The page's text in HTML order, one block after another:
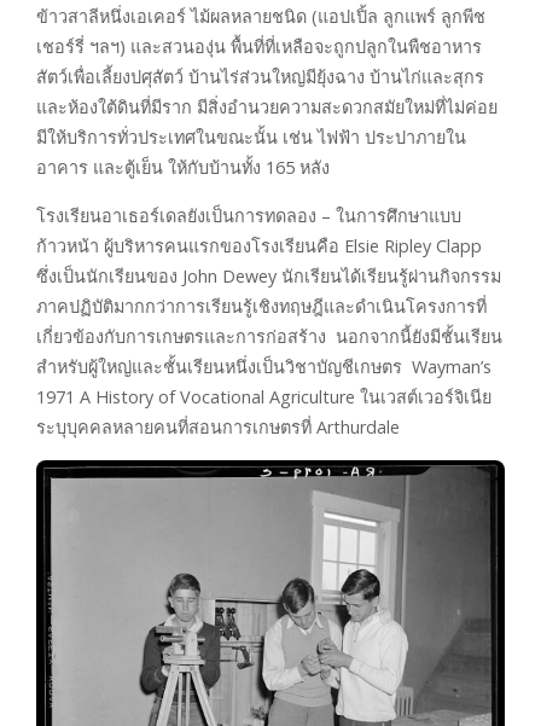
ข้าวสาลีหนึ่งเอเคอร์ ไม้ผลหลายชนิด (แอปเปิ้ล ลูกแพร์ ลูกพีช
เชอร์รี่ ฯลฯ) และสวนองุ่น พื้นที่ที่เหลือจะถูกปลูกในพืชอาหาร
สัตว์เพื่อเลี้ยงปศุสัตว์ บ้านไร่ส่วนใหญ่มียุ้งฉาง บ้านไก่และสุกร
และห้องใต้ดินที่มีราก มีสิ่งอำนวยความสะดวกสมัยใหม่ที่ไม่ค่อย
มีให้บริการทั่วประเทศในขณะนั้น เช่น ไฟฟ้า ประปาภายใน
อาคาร และตู้เย็น ให้กับบ้านทั้ง 165 หลัง
โรงเรียนอาเธอร์เดลยังเป็นการทดลอง – ในการศึกษาแบบ
ก้าวหน้า ผู้บริหารคนแรกของโรงเรียนคือ Elsie Ripley Clapp
ซึ่งเป็นนักเรียนของ John Dewey นักเรียนได้เรียนรู้ผ่านกิจกรรม
ภาคปฏิบัติมากกว่าการเรียนรู้เชิงทฤษฎีและดำเนินโครงการที่
เกี่ยวข้องกับการเกษตรและการก่อสร้าง นอกจากนี้ยังมีชั้นเรียน
สำหรับผู้ใหญ่และชั้นเรียนหนึ่งเป็นวิชาบัญชีเกษตร Wayman’s
1971 A History of Vocational Agriculture ในเวสต์เวอร์จิเนีย
ระบุบุคคลหลายคนที่สอนการเกษตรที่ Arthurdale